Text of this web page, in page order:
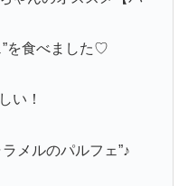
”を食べました♡
い！
メルのパルフェ”♪